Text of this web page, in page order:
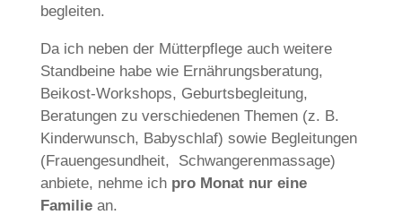
begleiten.
Da ich neben der Mütterpflege auch weitere
Standbeine habe wie Ernährungsberatung,
Beikost-Workshops, Geburtsbegleitung,
Beratungen zu verschiedenen Themen (z. B.
Kinderwunsch, Babyschlaf) sowie Begleitungen
(Frauengesundheit, Schwangerenmassage)
anbiete, nehme ich pro Monat nur eine
Familiean.